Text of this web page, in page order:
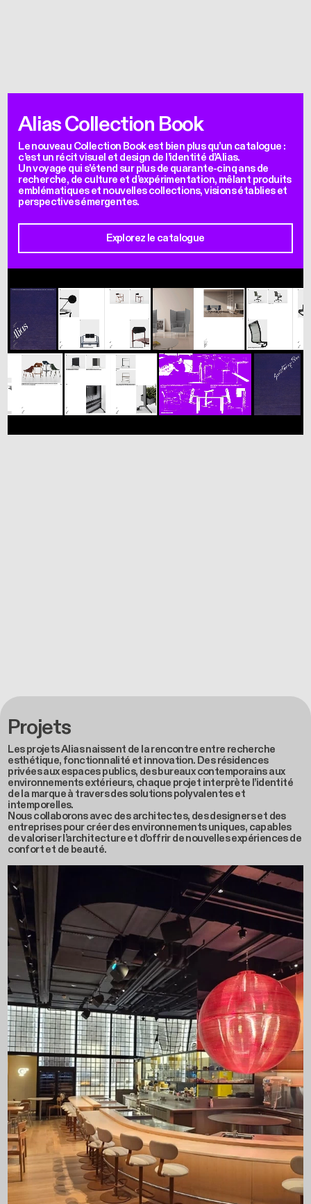
Alias Collection Book
Le nouveau Collection Book est bien plus qu’un catalogue :
c’est un récit visuel et design de l’identité d’Alias.
Un voyage qui s’étend sur plus de quarante-cinq ans de
recherche, de culture et d’expérimentation, mêlant produits
emblématiques et nouvelles collections, visions établies et
perspectives émergentes.
Explorez le catalogue
Projets
Les projets Alias naissent de la rencontre entre recherche
esthétique, fonctionnalité et innovation. Des résidences
privées aux espaces publics, des bureaux contemporains aux
environnements extérieurs, chaque projet interprète l’identité
de la marque à travers des solutions polyvalentes et
intemporelles.
Nous collaborons avec des architectes, des designers et des
entreprises pour créer des environnements uniques, capables
de valoriser l’architecture et d’offrir de nouvelles expériences de
confort et de beauté.